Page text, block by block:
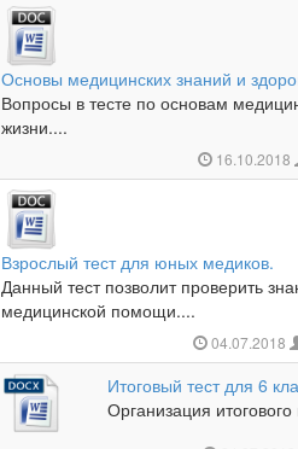
Основы медицинских знаний и
Вопросы в тесте по основам
жизни....
16.10.2018
Взрослый тест для юных медиков.
Данный тест позволит проверить
медицинской помощи....
04.07.2018
Итоговый тест для 6
Организация